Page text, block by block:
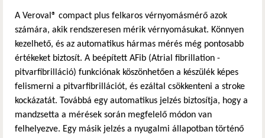
A Veroval® compact plus felkaros vérnyomásmérő azok
számára, akik rendszeresen mérik vérnyomásukat. Könnyen
kezelhető, és az automatikus hármas mérés még pontosabb
értékeket biztosít. A beépített AFib (Atrial fibrillation -
pitvarfibrilláció) funkciónak köszönhetően a készülék képes
felismerni a pitvarfibrillációt, és ezáltal csökkenteni a stroke
kockázatát. Továbbá egy automatikus jelzés biztosítja, hogy a
mandzsetta a mérések során megfelelő módon van
felhelyezve. Egy másik jelzés a nyugalmi állapotban történő